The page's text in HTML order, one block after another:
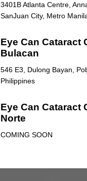
3401B Atlanta Centre,
SanJuan City, Metro
Eye Can Cataract
Bulacan
546 E3, Dulong Bayan,
Philippines
Eye Can Cataract
Norte
COMING SOON